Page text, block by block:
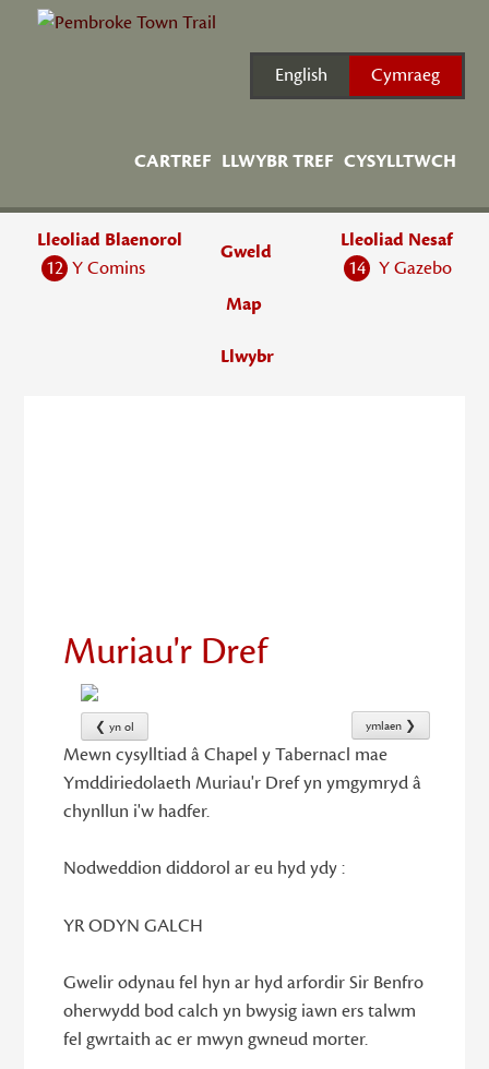
English Cymraeg
CARTREF LLWYBR TREF CYSYLLTWCH
Lleoliad Blaenorol
12 Y Comins
Gweld
Map
Llwybr
Lleoliad Nesaf
14 Y Gazebo
Muriau'r Dref
❮ yn ol ymlaen ❯
Mewn cysylltiad â Chapel y Tabernacl mae
Ymddiriedolaeth Muriau'r Dref yn ymgymryd â
chynllun i'w hadfer.
Nodweddion diddorol ar eu hyd ydy :
YR ODYN GALCH
Gwelir odynau fel hyn ar hyd arfordir Sir Benfro
oherwydd bod calch yn bwysig iawn ers talwm
fel gwrtaith ac er mwyn gwneud morter.